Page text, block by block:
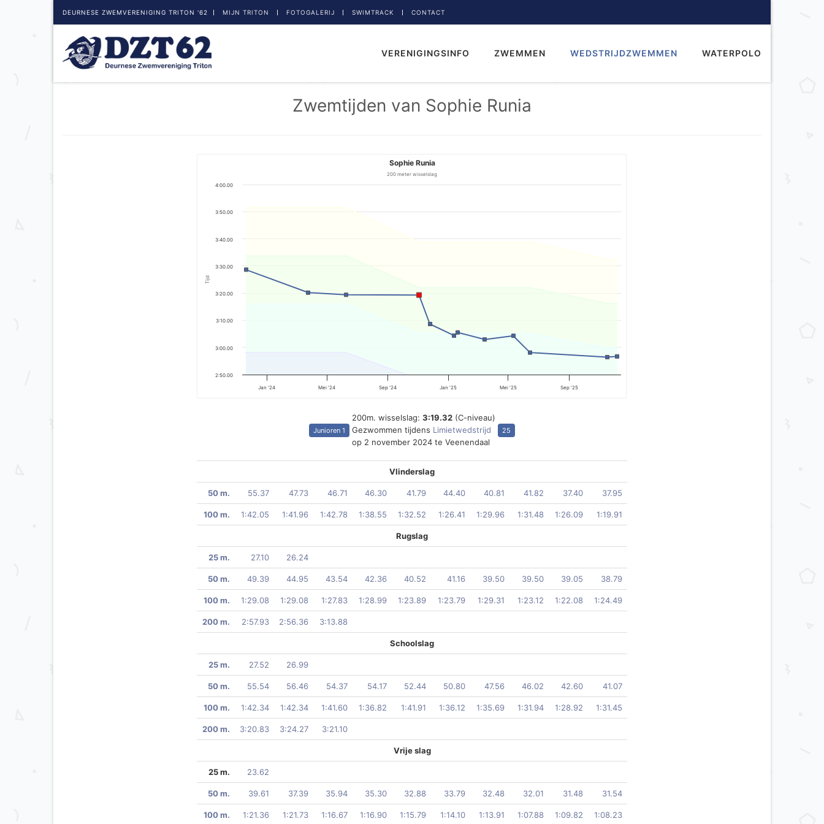
DEURNESE ZWEMVERENIGING TRITON '62 MIJN TRITON FOTOGALERIJ SWIMTRACK CONTACT
VERENIGINGSINFO ZWEMMEN WEDSTRIJDZWEMMEN WATERPOLO
Zwemtijden van Sophie Runia
Tijd
Sophie Runia
200 meter wisselslag
Jan '24 Mei '24 Sep '24 Jan '25 Mei '25 Sep '25
2:50.00
3:00.00
3:10.00
3:20.00
3:30.00
3:40.00
3:50.00
4:00.00
Junioren 1
200m. wisselslag: 3:19.32 (C-niveau)
Gezwommen tijdens Limietwedstrijd
op 2 november 2024 te Veenendaal
25
Vlinderslag
50 m. 55.37 47.73 46.71 46.30 41.79 44.40 40.81 41.82 37.40 37.95
100 m. 1:42.05 1:41.96 1:42.78 1:38.55 1:32.52 1:26.41 1:29.96 1:31.48 1:26.09 1:19.91
Rugslag
25 m. 27.10 26.24
50 m. 49.39 44.95 43.54 42.36 40.52 41.16 39.50 39.50 39.05 38.79
100 m. 1:29.08 1:29.08 1:27.83 1:28.99 1:23.89 1:23.79 1:29.31 1:23.12 1:22.08 1:24.49
200 m. 2:57.93 2:56.36 3:13.88
Schoolslag
25 m. 27.52 26.99
50 m. 55.54 56.46 54.37 54.17 52.44 50.80 47.56 46.02 42.60 41.07
100 m. 1:42.34 1:42.34 1:41.60 1:36.82 1:41.91 1:36.12 1:35.69 1:31.94 1:28.92 1:31.45
200 m. 3:20.83 3:24.27 3:21.10
Vrije slag
25 m. 23.62
50 m. 39.61 37.39 35.94 35.30 32.88 33.79 32.48 32.01 31.48 31.54
100 m. 1:21.36 1:21.73 1:16.67 1:16.90 1:15.79 1:14.10 1:13.91 1:07.88 1:09.82 1:08.23